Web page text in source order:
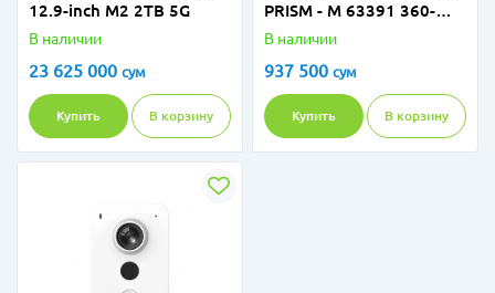
12.9-inch M2 2TB 5G
В наличии
23 625 000 сум
Купить В корзину
PRISM - M 63391 360-
degree 12 zone Prism
В наличии
937 500 сум
Купить В корзину